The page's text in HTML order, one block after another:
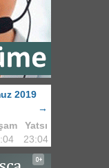
2019
→
Yatsı
23:04